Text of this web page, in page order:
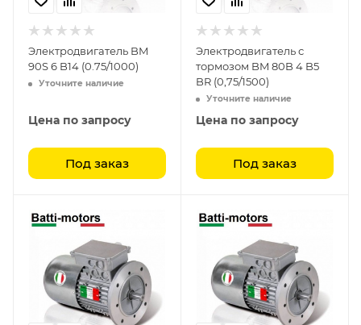
Электродвигатель BM
90S 6 B14 (0.75/1000)
Уточните наличие
Цена по запросу
Под заказ
Электродвигатель с
тормозом BM 80B 4 B5
BR (0,75/1500)
Уточните наличие
Цена по запросу
Под заказ